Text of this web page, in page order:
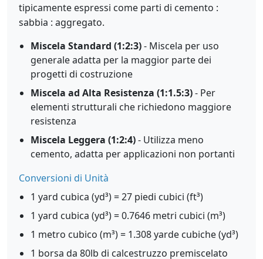
tipicamente espressi come parti di cemento :
sabbia : aggregato.
Miscela Standard (1:2:3)- Miscela per uso
generale adatta per la maggior parte dei
progetti di costruzione
Miscela ad Alta Resistenza (1:1.5:3)- Per
elementi strutturali che richiedono maggiore
resistenza
Miscela Leggera (1:2:4)- Utilizza meno
cemento, adatta per applicazioni non portanti
Conversioni di Unità
1 yard cubica (yd³) = 27 piedi cubici (ft³)
1 yard cubica (yd³) = 0.7646 metri cubici (m³)
1 metro cubico (m³) = 1.308 yarde cubiche (yd³)
1 borsa da 80lb di calcestruzzo premiscelato